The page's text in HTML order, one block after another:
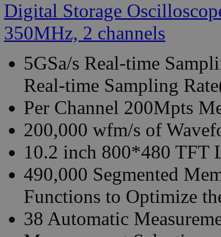
5GSa/s Real-time
Real-time Sampling
Per Channel 200Mpts
200,000 wfm/s of
10.2 inch 800*480 TFT
490,000 Segmented
Functions to Optimize
38 Automatic